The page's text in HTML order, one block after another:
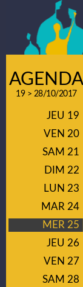
AGENDA
19 > 28/10/2017
JEU 19
VEN 20
SAM 21
DIM 22
LUN 23
MAR 24
MER 25
JEU 26
VEN 27
SAM 28